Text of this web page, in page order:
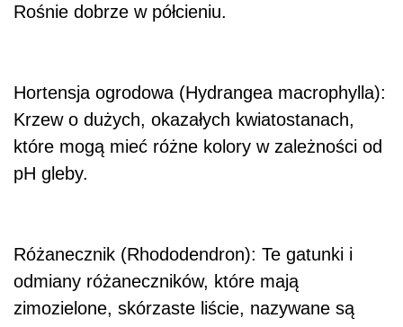
Rośnie dobrze w półcieniu.
Hortensja ogrodowa (Hydrangea macrophylla):
Krzew o dużych, okazałych kwiatostanach,
które mogą mieć różne kolory w zależności od
pH gleby.
Różanecznik (Rhododendron): Te gatunki i
odmiany różaneczników, które mają
zimozielone, skórzaste liście, nazywane są